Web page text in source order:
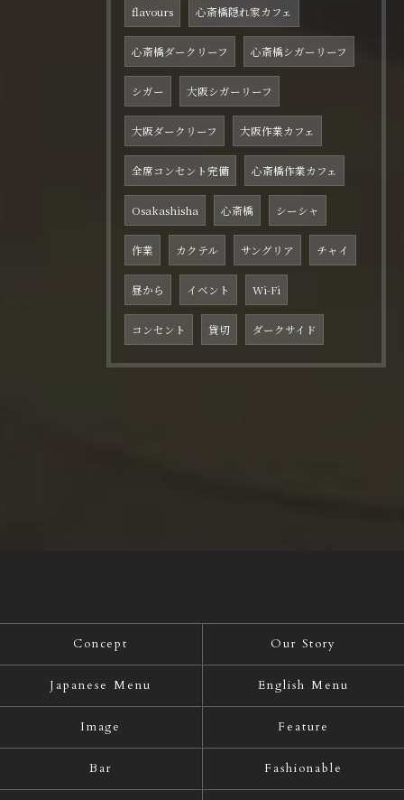
flavours 心斎橋隠れ家カフェ
心斎橋ダークリーフ 心斎橋シガーリーフ
シガー 大阪シガーリーフ
大阪ダークリーフ 大阪作業カフェ
全席コンセント完備 心斎橋作業カフェ
Osakashisha 心斎橋 シーシャ
作業 カクテル サングリア チャイ
昼から イベント Wi-Fi
コンセント 貸切 ダークサイド
Concept Our Story
Japanese Menu English Menu
Image Feature
Bar Fashionable